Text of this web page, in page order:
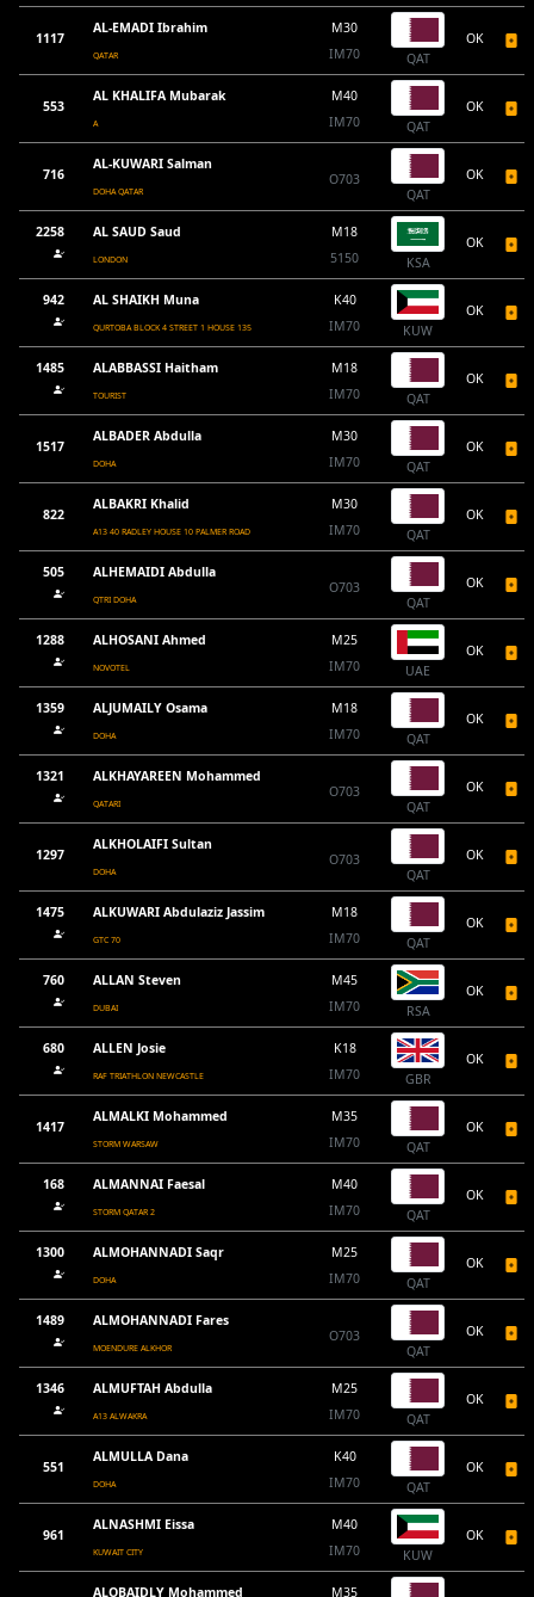
1117
AL-EMADI Ibrahim
QATAR
M30
IM70
QAT
OK
553
AL KHALIFA Mubarak
A
M40
IM70
QAT
OK
716
AL-KUWARI Salman
DOHA QATAR
O703
QAT
OK
2258 AL SAUD Saud
LONDON
M18
5150
KSA
OK
942 AL SHAIKH Muna
QURTOBA BLOCK 4 STREET 1 HOUSE 135
K40
IM70
KUW
OK
1485 ALABBASSI Haitham
TOURIST
M18
IM70
QAT
OK
1517
ALBADER Abdulla
DOHA
M30
IM70
QAT
OK
822
ALBAKRI Khalid
A13 40 RADLEY HOUSE 10 PALMER ROAD
M30
IM70
QAT
OK
505 ALHEMAIDI Abdulla
QTRI DOHA
O703
QAT
OK
1288 ALHOSANI Ahmed
NOVOTEL
M25
IM70
UAE
OK
1359 ALJUMAILY Osama
DOHA
M18
IM70
QAT
OK
1321 ALKHAYAREEN Mohammed
QATARI
O703
QAT
OK
1297
ALKHOLAIFI Sultan
DOHA
O703
QAT
OK
1475 ALKUWARI Abdulaziz Jassim
GTC 70
M18
IM70
QAT
OK
760 ALLAN Steven
DUBAI
M45
IM70
RSA
OK
680 ALLEN Josie
RAF TRIATHLON NEWCASTLE
K18
IM70
GBR
OK
1417
ALMALKI Mohammed
STORM WARSAW
M35
IM70
QAT
OK
168 ALMANNAI Faesal
STORM QATAR 2
M40
IM70
QAT
OK
1300 ALMOHANNADI Saqr
DOHA
M25
IM70
QAT
OK
1489 ALMOHANNADI Fares
MOENDURE ALKHOR
O703
QAT
OK
1346 ALMUFTAH Abdulla
A13 ALWAKRA
M25
IM70
QAT
OK
551
ALMULLA Dana
DOHA
K40
IM70
QAT
OK
961
ALNASHMI Eissa
KUWAIT CITY
M40
IM70
KUW
OK
ALOBAIDLY Mohammed M35